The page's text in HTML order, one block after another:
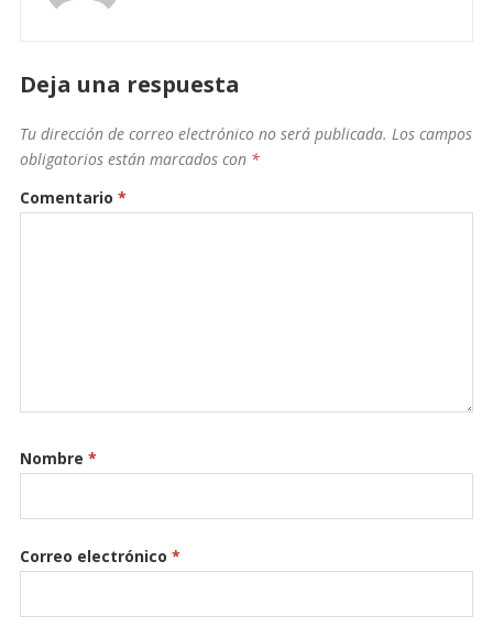
Deja una respuesta
Tu dirección de correo electrónico no será publicada. Los campos
obligatorios están marcados con *
Comentario *
Nombre *
Correo electrónico *